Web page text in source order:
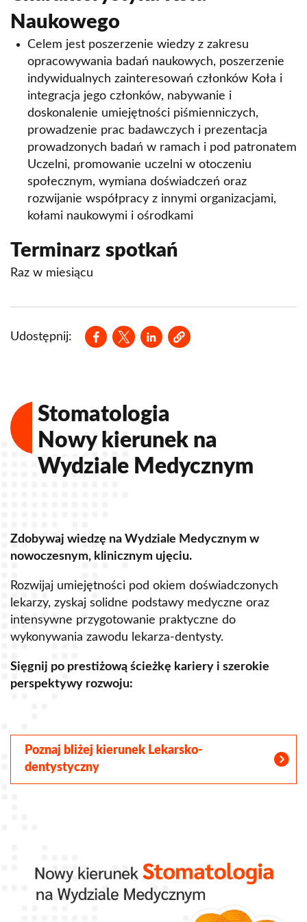
Naukowego
Celem jest poszerzenie wiedzy z zakresu
opracowywania badań naukowych, poszerzenie
indywidualnych zainteresowań członków Koła i
integracja jego członków, nabywanie i
doskonalenie umiejętności piśmienniczych,
prowadzenie prac badawczych i prezentacja
prowadzonych badań w ramach i pod patronatem
Uczelni, promowanie uczelni w otoczeniu
społecznym, wymiana doświadczeń oraz
rozwijanie współpracy z innymi organizacjami,
kołami naukowymi i ośrodkami
Terminarz spotkań
Raz w miesiącu
Udostępnij:
Opens in a new window
Opens in a new window
Opens in a new window
Koło Urologiczne
Studenckie Koło Naukowe Chorób
Wewnętrznych "Bogoria"
Studenckie Koło Naukowe BLAST
Studenckie Koło Naukowe Symulacji Medycznych
Koło Naukowe Prawa Kobiet
Koło Naukowe Prawa Własności Intelektualnej
Koło Naukowe Zrównoważonego rozwoju i
Społecznej Gospodarki Rynkowej
Koło Naukowe Prawa Pracy
SKN Narodowego Instytutu Kardiologii
Koło Naukowe Prawa Cywilnego CIVILIS
Koło Naukowe Ginekologii i Położnictwa
Koło Naukowe Metod Ilościowych
Koło Naukowe Prawa Gospodarczego
Koło Naukowe Prawa Ochrony Konkurencji i
Koło Naukowe Prawa Pracy
Koło Naukowe Postępowania Karnego 'UBI LEX
IBI POENTA'
Koło Naukowe Prawa Podatkowego
Koło Naukowe - Prawo Handlowe
Koło Naukowe Prawa Korporacyjnego
Koło Naukowe Prawa Administracyjnego
Students Journal Club
Students’ Management Club
Stomatologia
Nowy kierunek na
Wydziale Medycznym
Zdobywaj wiedzę na Wydziale Medycznym w
nowoczesnym, klinicznym ujęciu.
Rozwijaj umiejętności pod okiem doświadczonych
lekarzy, zyskaj solidne podstawy medyczne oraz
intensywne przygotowanie praktyczne do
wykonywania zawodu lekarza-dentysty.
Sięgnij po prestiżową ścieżkę kariery i szerokie
perspektywy rozwoju:
Poznaj bliżej kierunek Lekarsko-
dentystyczny